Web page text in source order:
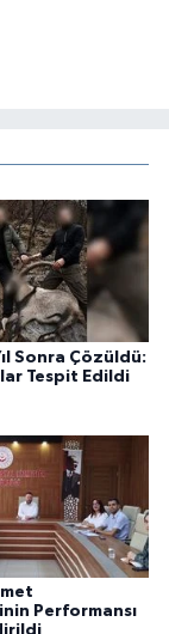
Sonra Çözüldü:
Tespit Edildi
Performansı